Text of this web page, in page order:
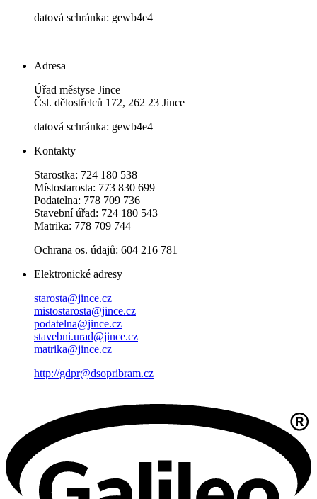
datová schránka: gewb4e4
Adresa
Úřad městyse Jince
Čsl. dělostřelců 172, 262 23 Jince
datová schránka: gewb4e4
Kontakty
Starostka: 724 180 538
Místostarosta: 773 830 699
Podatelna: 778 709 736
Stavební úřad: 724 180 543
Matrika: 778 709 744
Ochrana os. údajů: 604 216 781
Elektronické adresy
starosta@jince.cz
mistostarosta@jince.cz
podatelna@jince.cz
stavebni.urad@jince.cz
matrika@jince.cz
http://gdpr@dsopribram.cz